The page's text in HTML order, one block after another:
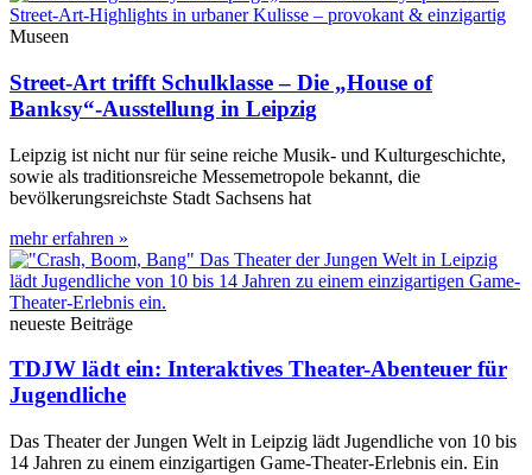
Museen
Street-Art trifft Schulklasse – Die „House of
Banksy“-Ausstellung in Leipzig
Leipzig ist nicht nur für seine reiche Musik- und Kulturgeschichte,
sowie als traditionsreiche Messemetropole bekannt, die
bevölkerungsreichste Stadt Sachsens hat
mehr erfahren »
neueste Beiträge
TDJW lädt ein: Interaktives Theater-Abenteuer für
Jugendliche
Das Theater der Jungen Welt in Leipzig lädt Jugendliche von 10 bis
14 Jahren zu einem einzigartigen Game-Theater-Erlebnis ein. Ein